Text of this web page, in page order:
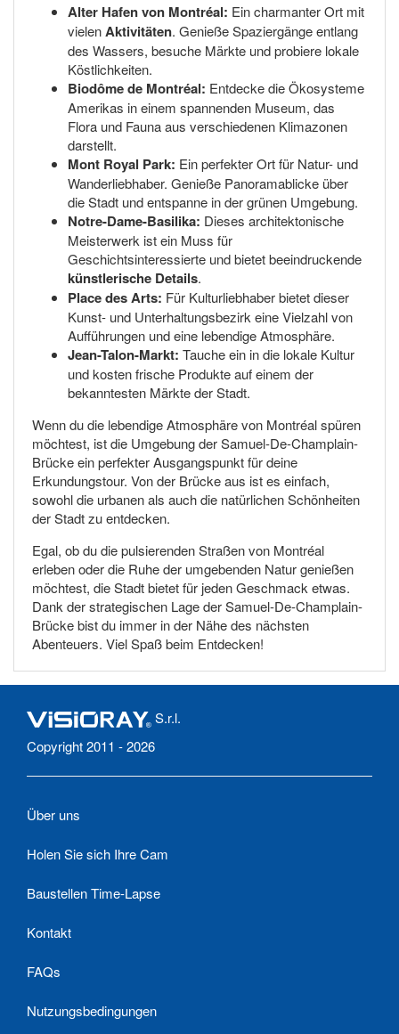
Alter Hafen von Montréal: Ein charmanter Ort mit
vielenAktivitäten. Genieße Spaziergänge entlang
des Wassers, besuche Märkte und probiere lokale
Köstlichkeiten.
Biodôme de Montréal: Entdecke die Ökosysteme
Amerikas in einem spannenden Museum, das
Flora und Fauna aus verschiedenen Klimazonen
darstellt.
Mont Royal Park: Ein perfekter Ort für Natur- und
Wanderliebhaber. Genieße Panoramablicke über
die Stadt und entspanne in der grünen Umgebung.
Notre-Dame-Basilika: Dieses architektonische
Meisterwerk ist ein Muss für
Geschichtsinteressierte und bietet beeindruckende
künstlerische Details.
Place des Arts: Für Kulturliebhaber bietet dieser
Kunst- und Unterhaltungsbezirk eine Vielzahl von
Aufführungen und eine lebendige Atmosphäre.
Jean-Talon-Markt: Tauche ein in die lokale Kultur
und kosten frische Produkte auf einem der
bekanntesten Märkte der Stadt.
Wenn du die lebendige Atmosphäre von Montréal spüren
möchtest, ist die Umgebung der Samuel-De-Champlain-
Brücke ein perfekter Ausgangspunkt für deine
Erkundungstour. Von der Brücke aus ist es einfach,
sowohl die urbanen als auch die natürlichen Schönheiten
der Stadt zu entdecken.
Egal, ob du die pulsierenden Straßen von Montréal
erleben oder die Ruhe der umgebenden Natur genießen
möchtest, die Stadt bietet für jeden Geschmack etwas.
Dank der strategischen Lage der Samuel-De-Champlain-
Brücke bist du immer in der Nähe des nächsten
Abenteuers. Viel Spaß beim Entdecken!
S.r.l.
Copyright 2011 - 2026
Über uns
Holen Sie sich Ihre Cam
Baustellen Time-Lapse
Kontakt
FAQs
Nutzungsbedingungen